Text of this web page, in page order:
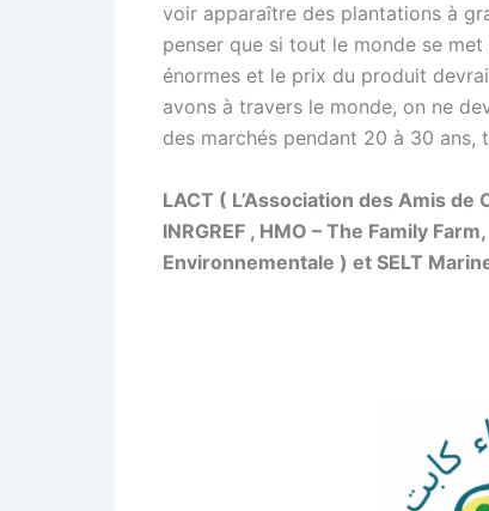
voir apparaître des plantations à
penser que si tout le monde se
énormes et le prix du produit
avons à travers le monde, on ne
des marchés pendant 20 à 30
LACT ( L’Association des Amis
INRGREF , HMO – The Family
Environnementale ) et SELT